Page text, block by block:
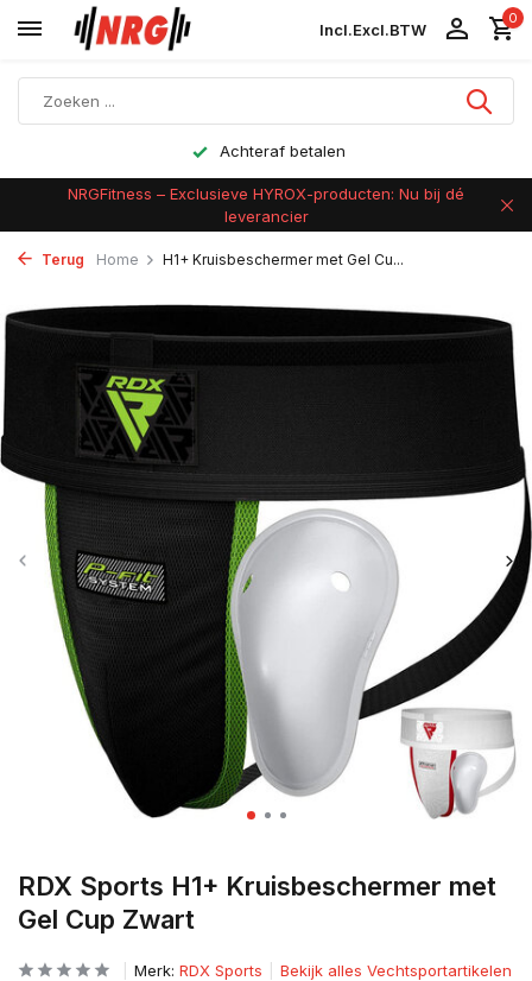
Incl.Excl.BTW
0
Achteraf betalen
NRGFitness – Exclusieve HYROX-producten: Nu bij dé
leverancier
Terug Home H1+ Kruisbeschermer met Gel Cu...
RDX Sports H1+ Kruisbeschermer met
Gel Cup Zwart
Merk: RDX Sports Bekijk alles Vechtsportartikelen